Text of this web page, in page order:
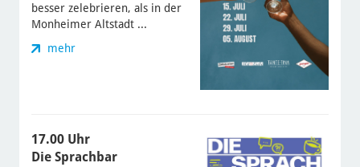
besser zelebrieren, als in der
Monheimer Altstadt ...
mehr
17.00 Uhr
Die Sprachbar